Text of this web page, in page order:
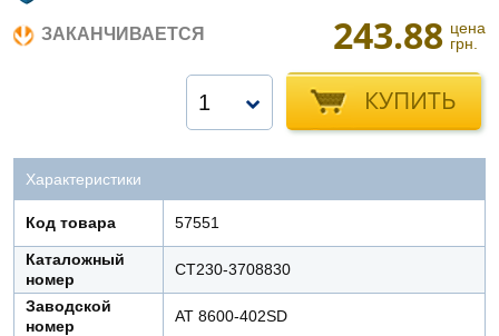
ЗАКАНЧИВАЕТСЯ 243.88 цена
грн.
КУПИТЬ
1
Характеристики
Код товара 57551
Каталожный
номер
СТ230-3708830
Заводской
номер
AT 8600-402SD